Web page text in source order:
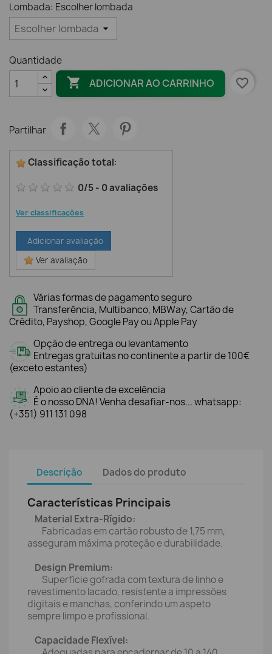
Lombada: Escolher lombada
Quantidade
 ADICIONAR AO CARRINHO favorite_border
Partilhar
Classificação total:
0/5- 0avaliações
Ver classificações
Adicionar avaliação
Ver avaliação
Várias formas de pagamento seguro
Transferência, Multibanco, MBWay, Cartão de
Crédito, Payshop, Google Pay ou Apple Pay
Opção de entrega ou levantamento
Entregas gratuitas no continente a partir de 100€
(exceto estantes)
Apoio ao cliente de excelência
É o nosso DNA! Venha desafiar-nos... whatsapp:
(+351) 911 131 098
Descrição Dados do produto
Características Principais
Material Extra-Rígido:
Fabricadas em cartão robusto de 1,75 mm,
asseguram máxima proteção e durabilidade.
Design Premium:
Superfície gofrada com textura de linho e
revestimento lacado, resistente a impressões
digitais e manchas, conferindo um aspeto
sempre limpo e profissional.
Capacidade Flexível: